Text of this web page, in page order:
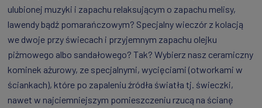
ulubionej muzyki i zapachu relaksującym o zapachu melisy,
lawendy bądź pomarańczowym? Specjalny wieczór z kolacją
we dwoje przy świecach i przyjemnym zapachu olejku
piżmowego albo sandałowego? Tak? Wybierz nasz ceramiczny
kominek ażurowy, ze specjalnymi, wycięciami (otworkami w
ściankach), które po zapaleniu źródła światła tj. świeczki,
nawet w najciemniejszym pomieszczeniu rzucą na ścianę